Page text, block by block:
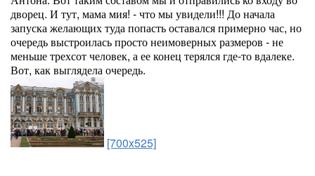
дворец. И тут, мама мия! - что мы увидели!!! До начала
запуска желающих туда попасть оставался примерно час, но
очередь выстроилась просто неимоверных размеров - не
меньше трехсот человек, а ее конец терялся где-то вдалеке.
Вот, как выглядела очередь.
[700x525]